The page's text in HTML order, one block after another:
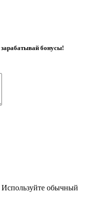
зарабатывай бонусы!
обычный